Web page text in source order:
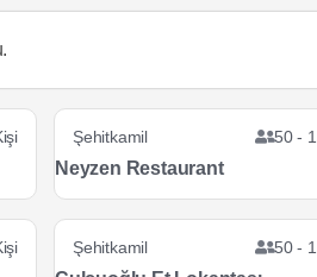
Şehitkamil 50 -
Neyzen Restaurant
Şehitkamil 50 -